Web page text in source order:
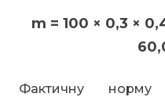
m = 100 × 0,3 ×
Фактичну норму